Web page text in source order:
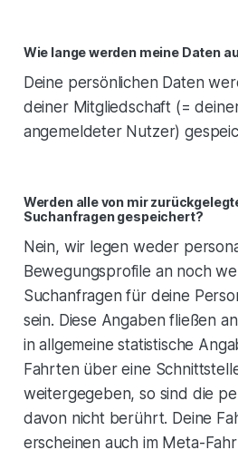
Wie lange werden meine Daten
Deine persönlichen Daten
deiner Mitgliedschaft (=
angemeldeter Nutzer)
Werden alle von mir
Suchanfragen gespeichert?
Nein, wir legen weder
Bewegungsprofile an noch
Suchanfragen für deine
sein. Diese Angaben fließen
in allgemeine statistische
Fahrten über eine
weitergegeben, so sind die
davon nicht berührt. Deine
erscheinen auch im Meta-